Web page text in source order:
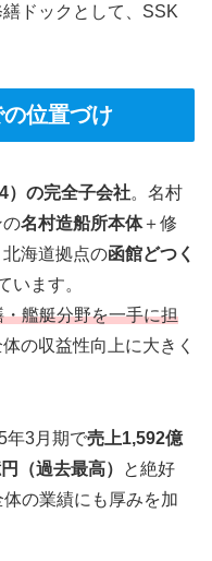
ドックとして、SSK
位置づけ
）の完全子会社。名村
の名村造船所本体＋修
北海道拠点の函館どつく
います。
艦艇分野を一手に担
の収益性向上に大きく
年3月期で売上1,592億
（過去最高）
と絶好
の業績にも厚みを加